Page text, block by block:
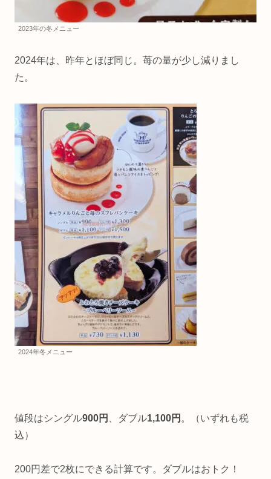
2023年の冬メニュー
2024年は、昨年とほぼ同じ。苺の量が少し減りまし
た。
2024年冬メニュー
値段はシングル900円 、ダブル1,100円 。（いずれも税
込）
200円差で2枚にできる計算です。ダブルはおトク！